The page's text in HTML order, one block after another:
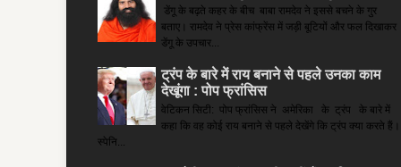
डेंगू के बढ़ते कहर के बीच बाबा रामदेव ने इससे बचने के गुर
बताए। रामदेव ने प्रेस कांफ्रेंस में जड़ी बूटियों और फल दिखाकर
डेंगू के उपचार...
ट्रंप के बारे में राय बनाने से पहले उनका काम
देखूंगा : पोप फ्रांसिस
वेटिकन सिटी: पोप फ्रांसिस ने अमेरिका के ट्रंप के बारे में
कहा कि वह कोई राय बनाने से पहले देखेंगे कि ट्रंप क्या करते हैं।
स्पेनि...